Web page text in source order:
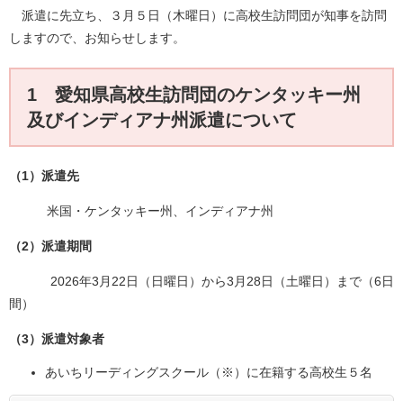
派遣に先立ち、３月５日（木曜日）に高校生訪問団が知事を訪問
しますので、お知らせします。
1 愛知県高校生訪問団のケンタッキー州
及びインディアナ州派遣について
（1）派遣先
米国・ケンタッキー州、インディアナ州
（2）派遣期間
2026年3月22日（日曜日）から3月28日（土曜日）まで（6日
間）
（3）派遣対象者
あいちリーディングスクール（※）に在籍する高校生５名